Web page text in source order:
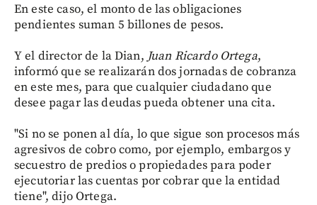
En este caso, el monto de las obligaciones
pendientes suman 5 billones de pesos.
Y el director de la Dian, Juan Ricardo Ortega,
informó que se realizarán dos jornadas de cobranza
en este mes, para que cualquier ciudadano que
desee pagar las deudas pueda obtener una cita.
"Si no se ponen al día, lo que sigue son procesos más
agresivos de cobro como, por ejemplo, embargos y
secuestro de predios o propiedades para poder
ejecutoriar las cuentas por cobrar que la entidad
tiene", dijo Ortega.